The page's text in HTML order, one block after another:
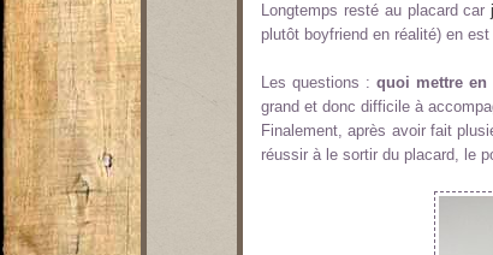
Longtemps resté au placard car
plutôt boyfriend en réalité) en
Les questions :quoi mettre en
grand et donc difficile à
Finalement, après avoir fait
réussir à le sortir du placard, le